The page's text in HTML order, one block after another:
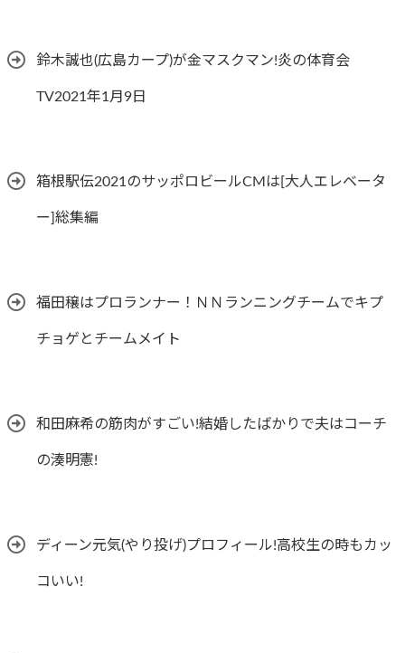
鈴木誠也(広島カープ)が金マスクマン!炎の体育会
TV2021年1月9日
箱根駅伝2021のサッポロビールCMは[大人エレベータ
ー]総集編
福田穣はプロランナー！ＮＮランニングチームでキプ
チョゲとチームメイト
和田麻希の筋肉がすごい!結婚したばかりで夫はコーチ
の湊明憲!
ディーン元気(やり投げ)プロフィール!高校生の時もカッ
コいい!